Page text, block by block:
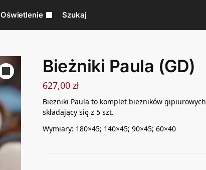
Oświetlenie Szukaj
Bieżniki Paula (GD)
627,00zł
Bieżniki Paula to komplet bieżników gipiurowych
składający się z 5 szt.
Wymiary: 180×45; 140×45; 90×45; 60×40